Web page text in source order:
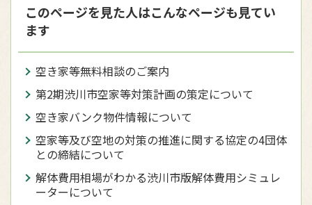
このページを見た人はこんなページも見てい
ます
空き家等無料相談のご案内
第2期渋川市空家等対策計画の策定について
空き家バンク物件情報について
空家等及び空地の対策の推進に関する協定の4団体
との締結について
解体費用相場がわかる渋川市版解体費用シミュレ
ーターについて